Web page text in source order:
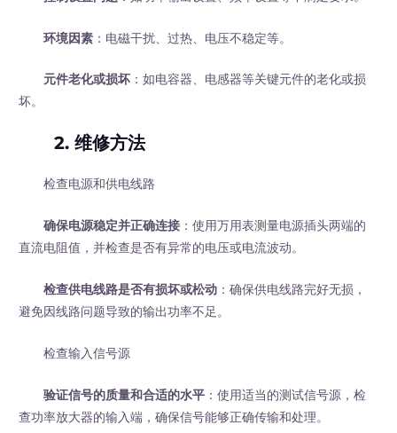
环境因素 ：电磁干扰、过热、电压不稳定等。
元件老化或损坏 ：如电容器、电感器等关键元件的老化或损
坏。
2. 维修方法
检查电源和供电线路
确保电源稳定并正确连接 ：使用万用表测量电源插头两端的
直流电阻值，并检查是否有异常的电压或电流波动。
检查供电线路是否有损坏或松动 ：确保供电线路完好无损，
避免因线路问题导致的输出功率不足。
检查输入信号源
验证信号的质量和合适的水平 ：使用适当的测试信号源，检
查功率放大器的输入端，确保信号能够正确传输和处理。